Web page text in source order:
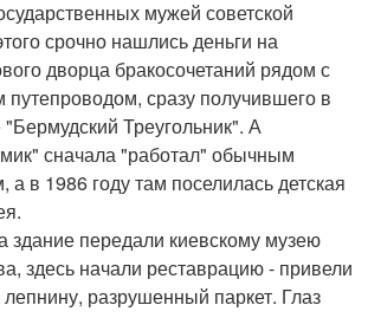
мужей советской
срочно нашлись деньги на
дворца бракосочетаний рядом с
путепроводом, сразу получившего в
Треугольник". А
сначала "работал" обычным
а в 1986 году там поселилась детская
здание передали киевскому музею
здесь начали реставрацию - привели
разрушенный паркет. Глаз